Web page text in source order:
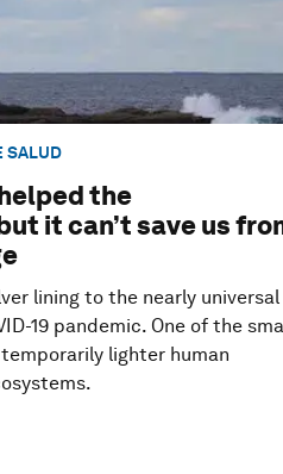
SALUD
the
it can’t save us
lining to the nearly universal
19 pandemic. One of the
lighter human